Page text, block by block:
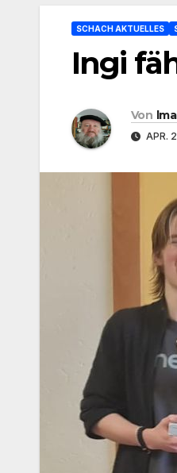
SCHACH AKTUELLES
Ingi
Von
APR.